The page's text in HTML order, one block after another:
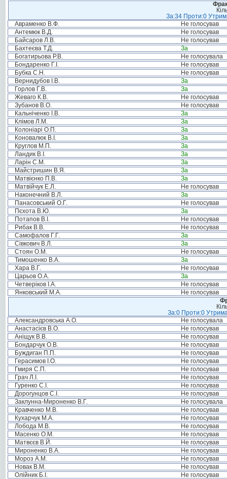
За:34 Проти:0
Авраменко В.Ф.
Не голосував
Антемюк В.Д.
Не голосував
Байсаров Л.В.
Не голосував
Бахтеєва Т.Д.
За
Богатирьова Р.В.
Не голосувала
Бондаренко Г.І.
Не голосував
Бубка С.Н.
Не голосував
Вернидубов І.В.
За
Горлов Г.В.
За
Жеваго К.В.
Не голосував
Зубанов В.О.
Не голосував
Кальніченко І.В.
За
Клімов Л.М.
За
Колоніарі О.П.
За
Коновалюк В.І.
За
Круглов М.П.
За
Ландик В.І.
За
Ларін С.М.
За
Майстришин В.Я.
За
Матвієнко П.В.
За
Матвійчук Е.Л.
Не голосував
Наконечний В.Л.
За
Панасовський О.Г.
Не голосував
Пєхота В.Ю.
За
Потапов В.І.
Не голосував
Рибак В.В.
Не голосував
Самофалов Г.Г.
За
Сівкович В.Л.
За
Стоян О.М.
Не голосував
Тимошенко В.А.
За
Хара В.Г.
Не голосував
Царьов О.А.
За
Четверіков І.А.
Не голосував
Янковський М.А.
Не голосував
За:0 Проти:0
Александровська А.О.
Не голосувала
Анастасієв В.О.
Не голосував
Аніщук В.В.
Не голосував
Бондарчук О.В.
Не голосував
Буждиган П.П.
Не голосував
Герасимов І.О.
Не голосував
Гмиря С.П.
Не голосував
Грач Л.І.
Не голосував
Гуренко С.І.
Не голосував
Дорогунцов С.І.
Не голосував
Заклунна-Мироненко В.Г.
Не голосувала
Кравченко М.В.
Не голосував
Кухарчук М.А.
Не голосував
Лобода М.В.
Не голосував
Масенко О.М.
Не голосував
Матвєєв В.Й.
Не голосував
Мироненко В.А.
Не голосував
Мороз А.М.
Не голосував
Новак В.М.
Не голосував
Олійник Б.І.
Не голосував